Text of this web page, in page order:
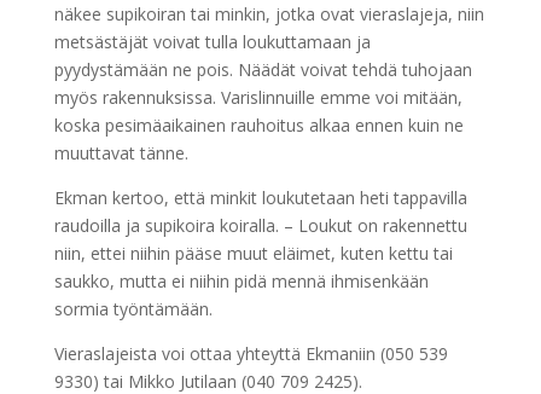
näkee supikoiran tai minkin, jotka ovat vieraslajeja, niin
metsästäjät voivat tulla loukuttamaan ja
pyydystämään ne pois. Näädät voivat tehdä tuhojaan
myös rakennuksissa. Varislinnuille emme voi mitään,
koska pesimäaikainen rauhoitus alkaa ennen kuin ne
muuttavat tänne.
Ekman kertoo, että minkit loukutetaan heti tappavilla
raudoilla ja supikoira koiralla. – Loukut on rakennettu
niin, ettei niihin pääse muut eläimet, kuten kettu tai
saukko, mutta ei niihin pidä mennä ihmisenkään
sormia työntämään.
Vieraslajeista voi ottaa yhteyttä Ekmaniin (050 539
9330) tai Mikko Jutilaan (040 709 2425).